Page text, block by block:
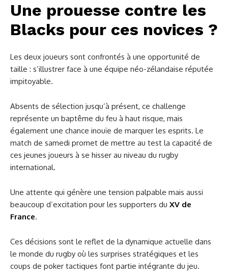
Une prouesse contre les
Blacks pour ces novices ?
Les deux joueurs sont confrontés à une opportunité de
taille : s’illustrer face à une équipe néo-zélandaise réputée
impitoyable.
Absents de sélection jusqu’à présent, ce challenge
représente un baptême du feu à haut risque, mais
également une chance inouïe de marquer les esprits. Le
match de samedi promet de mettre au test la capacité de
ces jeunes joueurs à se hisser au niveau du rugby
international.
Une attente qui génère une tension palpable mais aussi
beaucoup d’excitation pour les supporters du XV de
France.
Ces décisions sont le reflet de la dynamique actuelle dans
le monde du rugby où les surprises stratégiques et les
coups de poker tactiques font partie intégrante du jeu.